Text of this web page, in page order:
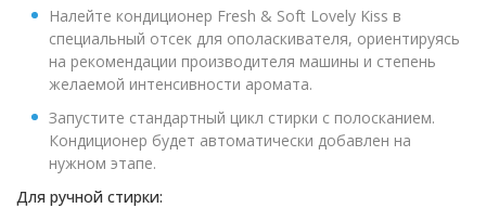
Налейте кондиционер Fresh & Soft Lovely Kiss в
специальный отсек для ополаскивателя, ориентируясь
на рекомендации производителя машины и степень
желаемой интенсивности аромата.
Запустите стандартный цикл стирки с полосканием.
Кондиционер будет автоматически добавлен на
нужном этапе.
Для ручной стирки: